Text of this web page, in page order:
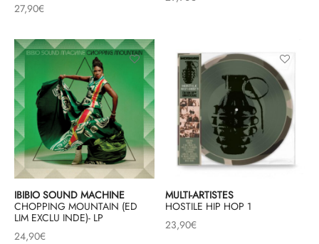
27,90€
IBIBIO SOUND MACHINE
CHOPPING MOUNTAIN (ED
LIM EXCLU INDE)- LP
24,90€
MULTI-ARTISTES
HOSTILE HIP HOP 1
23,90€